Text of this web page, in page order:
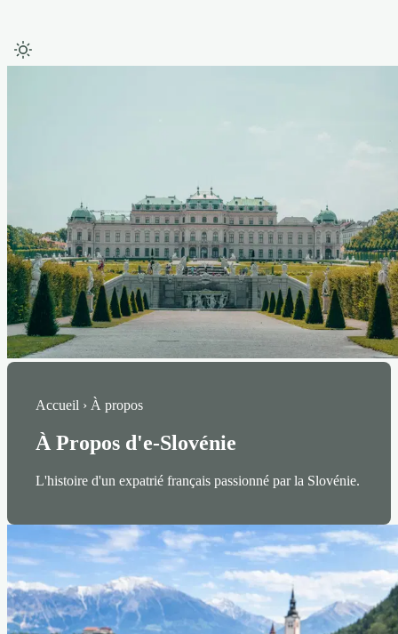
Accueil › À propos
À Propos d'e-Slovénie
L'histoire d'un expatrié français passionné par la Slovénie.